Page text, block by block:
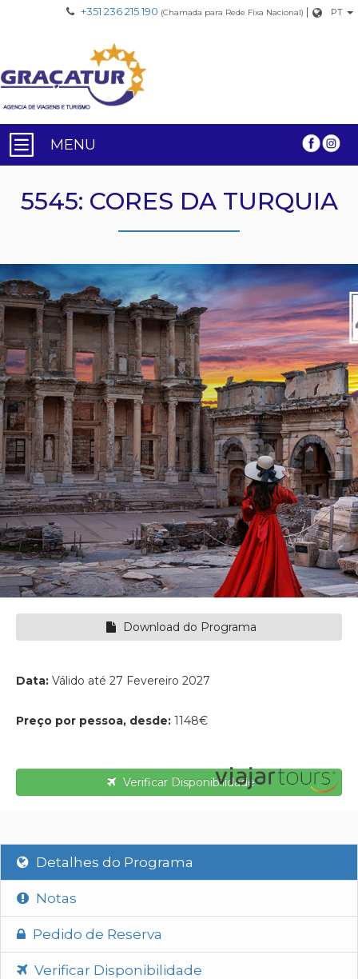
+351 236 215 190 (Chamada para Rede Fixa Nacional) | PT
MENU
5545: CORES DA TURQUIA
Download do Programa
Data: Válido até 27 Fevereiro 2027
Preço por pessoa, desde: 1148€
Verificar Disponibilidade
Detalhes do Programa
Notas
Pedido de Reserva
Verificar Disponibilidade